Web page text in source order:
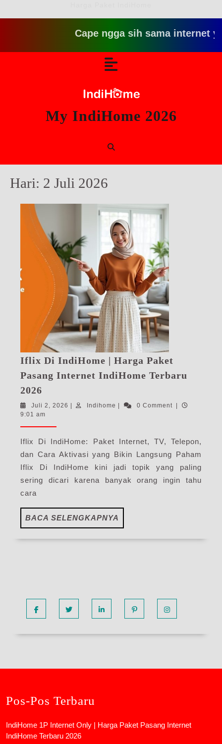
Cape ngga sih sama internet
My IndiHome 2026
Hari: 2 Juli 2026
Iflix Di IndiHome | Harga Paket
Pasang Internet IndiHome Terbaru
2026
IndiHome
Paket
Pasang
Internet
IndiHome
2026
Juli 2, 2026 Juli
Indihome Indihome0 Comment
9:01 am
Iflix Di IndiHome: Paket Internet, TV, Telepon,
dan Cara Aktivasi yang Bikin Langsung Paham
Iflix Di IndiHome kini jadi topik yang paling
sering dicari karena banyak orang ingin tahu
cara
BACA SELENGKAPNYA
SELENGKAPNYA
Pos-Pos Terbaru
IndiHome 1P Internet Only | Harga Paket Pasang Internet
IndiHome Terbaru 2026